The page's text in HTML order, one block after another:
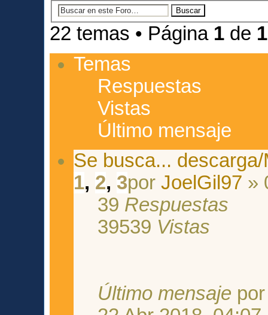
22 temas • Página 1 de 1
Temas
Respuestas
Vistas
Último mensaje
Se busca...
1, 2, 3porJoelGil97 »
39 Respuestas
39539 Vistas
Último mensaje